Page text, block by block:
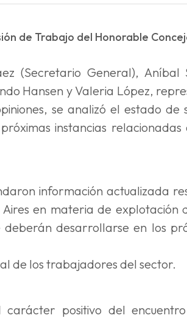
de Trabajo del Honorable
(Secretario General), Aníbal
Hansen y Valeria López,
se analizó el estado de
instancias
información actualizada
en materia de explotación
desarrollarse en los
de los trabajadores del sector.
carácter positivo del